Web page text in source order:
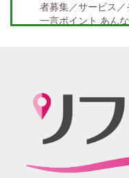
未経験者金着
者募集／サービス／
一言ポイント あん
紙面媒体スポーツ紙
広告!?まで興味のあ
すがりの方へも！も
が欲しい！という